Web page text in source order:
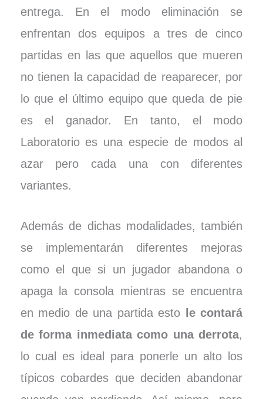
entrega. En el modo eliminación se
enfrentan dos equipos a tres de cinco
partidas en las que aquellos que mueren
no tienen la capacidad de reaparecer, por
lo que el último equipo que queda de pie
es el ganador. En tanto, el modo
Laboratorio es una especie de modos al
azar pero cada una con diferentes
variantes.
Además de dichas modalidades, también
se implementarán diferentes mejoras
como el que si un jugador abandona o
apaga la consola mientras se encuentra
en medio de una partida esto
le contará
de forma inmediata como una derrota,
lo cual es ideal para ponerle un alto los
típicos cobardes que deciden abandonar